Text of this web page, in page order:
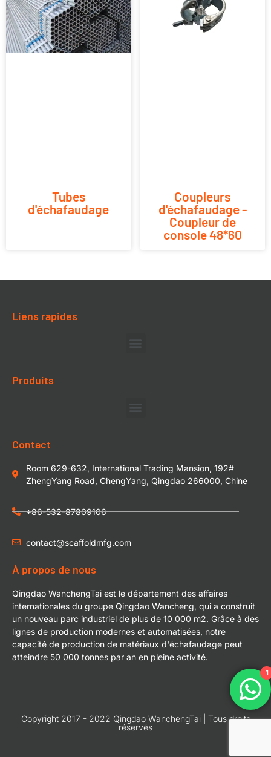
Tubes
d'échafaudage
Coupleurs
d'échafaudage -
Coupleur de
console 48*60
Liens rapides
Produits
Contact
Room 629-632, International Trading Mansion, 192#
ZhengYang Road, ChengYang, Qingdao 266000, Chine
+86-532-87809106
contact@scaffoldmfg.com
À propos de nous
Qingdao WanchengTai est le département des affaires
internationales du groupe Qingdao Wancheng, qui a construit
un nouveau parc industriel de plus de 10 000 m2. Grâce à des
lignes de production modernes et automatisées, notre
capacité de production de matériaux d'échafaudage peut
atteindre 50 000 tonnes par an en pleine activité.
Copyright 2017 - 2022 Qingdao WanchengTai | Tous droits
réservés
1